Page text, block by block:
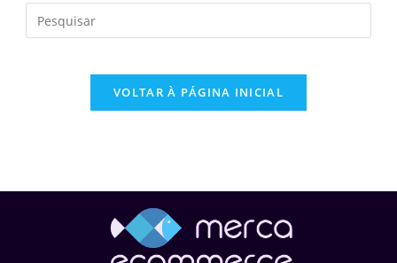
VOLTAR À PÁGINA INICIAL